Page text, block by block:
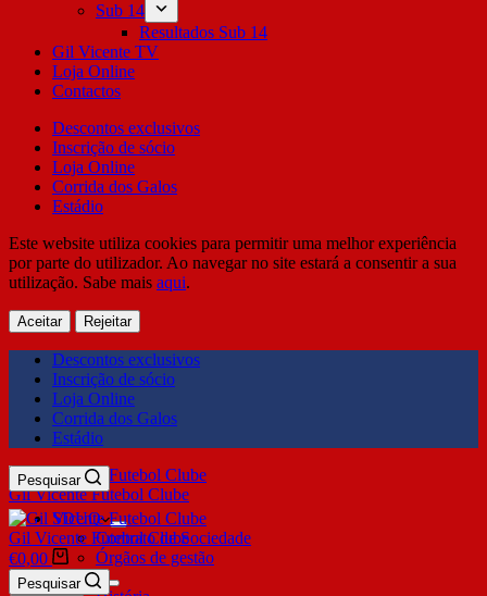
Sub 14
Resultados Sub 14
Gil Vicente TV
Loja Online
Contactos
Descontos exclusivos
Inscrição de sócio
Loja Online
Corrida dos Galos
Estádio
Este website utiliza cookies para permitir uma melhor experiência
por parte do utilizador. Ao navegar no site estará a consentir a sua
utilização. Sabe mais aqui.
Aceitar Rejeitar
Descontos exclusivos
Inscrição de sócio
Loja Online
Corrida dos Galos
Estádio
Gil Vicente Futebol Clube
Pesquisar
SDUQ
Contrato de Sociedade
Órgãos de gestão
Clube
Gil Vicente Futebol Clube
€0,00
Pesquisar